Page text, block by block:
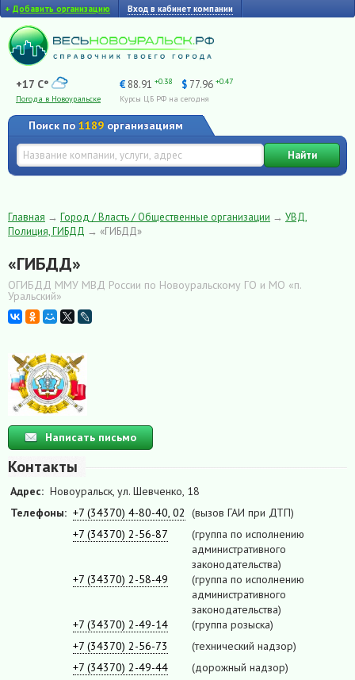
+ Добавить организацию Вход в кабинет компании
+17 C°
Погода в Новоуральске
€ 88.91 +0.38 $ 77.96 +0.47
Курсы ЦБ РФ на сегодня
Поиск по 1189 организациям
Найти
Главная → Город / Власть / Общественные организации → УВД,
Полиция, ГИБДД → «ГИБДД»
«ГИБДД»
ОГИБДД ММУ МВД России по Новоуральскому ГО и МО «п.
Уральский»
Написать письмо
Контакты
Адрес: Новоуральск, ул. Шевченко, 18
Телефоны: +7 (34370) 4-80-40, 02 (вызов ГАИ при ДТП)
+7 (34370) 2-56-87
(группа по исполнению
административного
законодательства)
+7 (34370) 2-58-49
(группа по исполнению
административного
законодательства)
+7 (34370) 2-49-14
(группа розыска)
+7 (34370) 2-56-73
(технический надзор)
+7 (34370) 2-49-44
(дорожный надзор)